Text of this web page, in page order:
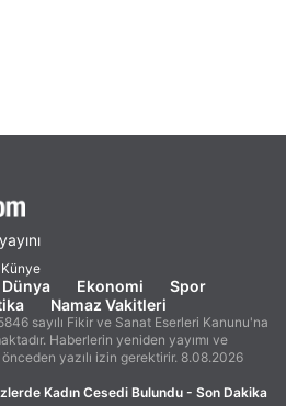
Künye
Dünya Ekonomi
Spor
Namaz Vakitleri
sayılı Fikir ve Sanat Eserleri Kanunu'na
Haberlerin yeniden yayımı ve
yazılı izin gerektirir. 8.08.2026
Kadın Cesedi Bulundu - Son Dakika